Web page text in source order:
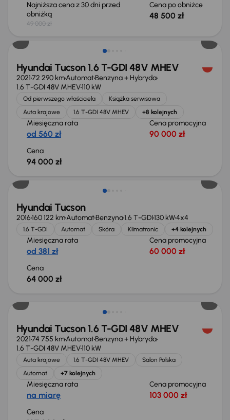
Najniższa cena z 30 dni przed
obniżką
49 000 zł
Cena po obniżce
48 500 zł
Hyundai Tucson 1.6 T-GDI 48V MHEV
202172 290 kmAutomatBenzyna + Hybryda
1.6 T-GDI 48V MHEV110 kW
Od pierwszego właściciela
Książka serwisowa
Auta krajowe
1.6 T-GDI 48V MHEV +8 kolejnych
Miesięczna rata
od 560 zł
Cena promocyjna
90 000 zł
Cena
94 000 zł
Hyundai Tucson
2016160 122 kmAutomatBenzyna1.6 T-GDI130 kW4x4
1.6 T-GDI Automat Skóra Klimatronic +4 kolejnych
Miesięczna rata
od 381 zł
Cena promocyjna
60 000 zł
Cena
64 000 zł
Hyundai Tucson 1.6 T-GDI 48V MHEV
202174 755 kmAutomatBenzyna + Hybryda
1.6 T-GDI 48V MHEV110 kW
Auta krajowe 1.6 T-GDI 48V MHEV
Salon Polska
Automat
+7 kolejnych
Miesięczna rata
na miarę
Cena promocyjna
103 000 zł
Cena